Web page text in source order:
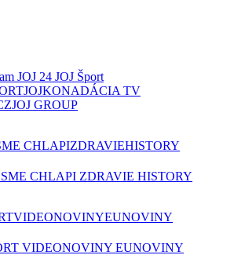
JOJ 24 JOJ Šport
JOJKONADÁCIA TV
JOJ GROUP
CHLAPIZDRAVIEHISTORY
SME CHLAPI ZDRAVIE HISTORY
VIDEONOVINYEUNOVINY
VIDEONOVINY EUNOVINY